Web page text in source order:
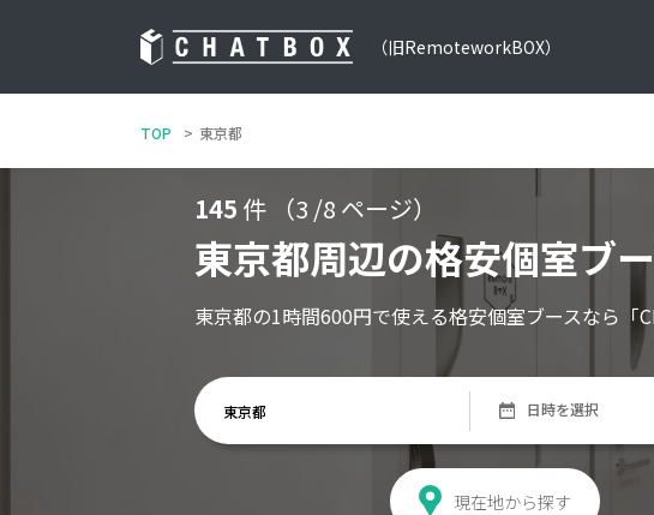
（旧RemoteworkBOX）
TOP 東京都
145 件 （3 /8 ページ）
東京都周辺の格安個室ブ
東京都の1時間600円で使える格安個室ブースなら
現在地から探す